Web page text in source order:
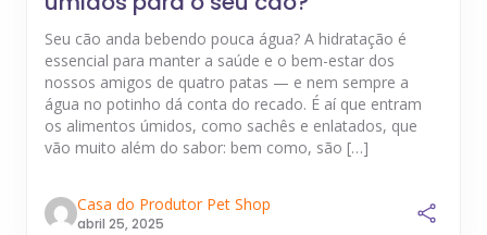
Seu cão anda bebendo pouca água? A hidratação é
essencial para manter a saúde e o bem-estar dos
nossos amigos de quatro patas — e nem sempre a
água no potinho dá conta do recado. É aí que entram
os alimentos úmidos, como sachês e enlatados, que
vão muito além do sabor: bem como, são […]
Casa do Produtor Pet Shop
abril 25, 2025